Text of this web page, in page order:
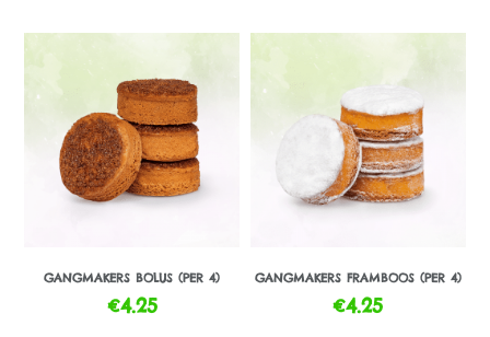
GANGMAKERS BOLUS (PER 4)
€4.25
GANGMAKERS FRAMBOOS (PER 4)
€4.25